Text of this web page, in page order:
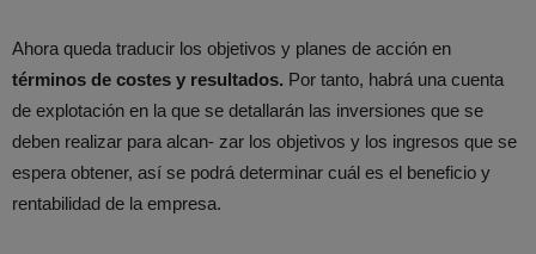
Ahora queda traducir los objetivos y planes de acción en
términos de costes y resultados. Por tanto, habrá una cuenta
de explotación en la que se detallarán las inversiones que se
deben realizar para alcan- zar los objetivos y los ingresos que se
espera obtener, así se podrá determinar cuál es el beneficio y
rentabilidad de la empresa.